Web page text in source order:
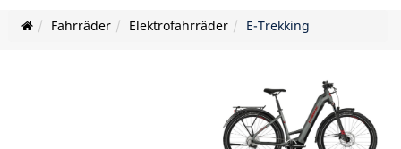
Fahrräder Elektrofahrräder E-Trekking